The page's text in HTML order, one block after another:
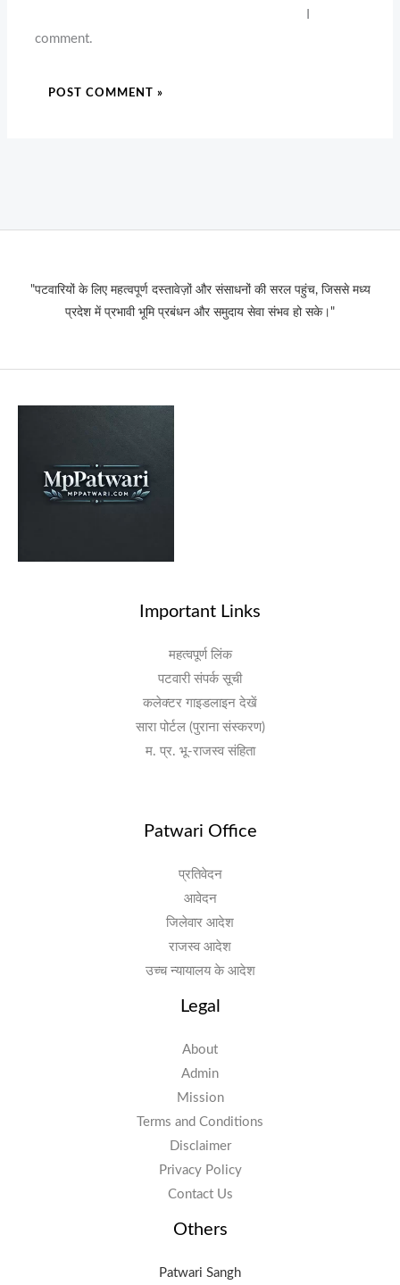
comment.
"पटवारियों के लिए महत्वपूर्ण दस्तावेज़ों और संसाधनों की सरल पहुंच, जिससे मध्य
प्रदेश में प्रभावी भूमि प्रबंधन और समुदाय सेवा संभव हो सके।"
Important Links
महत्वपूर्ण लिंक
पटवारी संपर्क सूची
कलेक्टर गाइडलाइन देखें
सारा पोर्टल (पुराना संस्करण)
म. प्र. भू-राजस्व संहिता
Patwari Office
प्रतिवेदन
आवेदन
जिलेवार आदेश
राजस्व आदेश
उच्च न्यायालय के आदेश
Legal
About
Admin
Mission
Terms and Conditions
Disclaimer
Privacy Policy
Contact Us
Others
Patwari Sangh